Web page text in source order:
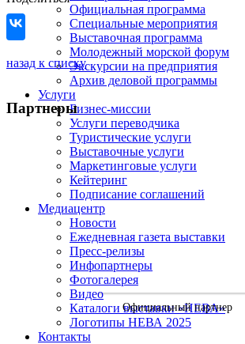
Официальная программа
Специальные мероприятия
Выставочная программа
Молодежный морской форум
Экскурсии на предприятия
Архив деловой программы
Услуги
Бизнес-миссии
Услуги переводчика
Туристические услуги
Выставочные услуги
Маркетинговые услуги
Кейтеринг
Подписание соглашений
Медиацентр
Новости
Ежедневная газета выставки
Пресс-релизы
Инфопартнеры
Фотогалерея
Видео
Каталоги выставки «НЕВА»
Логотипы НЕВА 2025
Контакты
назад к списку
Партнеры
Официальный партнер